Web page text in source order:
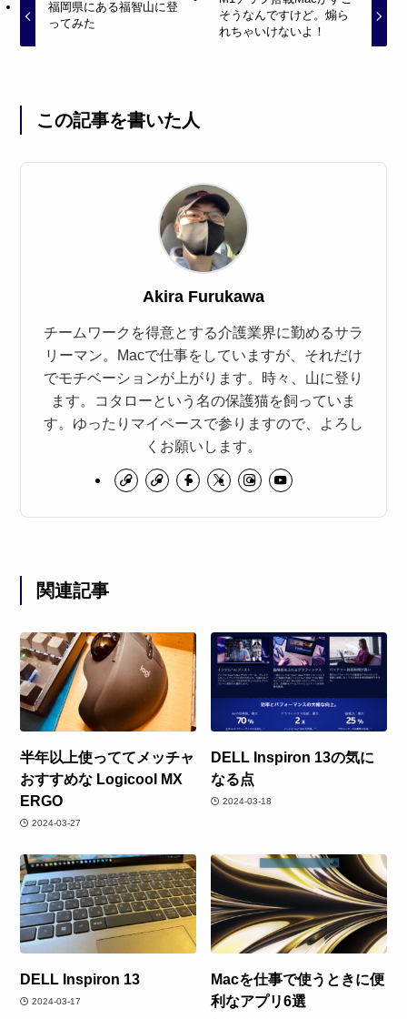
福岡県にある福智山に登
ってみた
そうなんですけど。煽ら
れちゃいけないよ！
この記事を書いた人
Akira Furukawa
チームワークを得意とする介護業界に勤めるサラ
リーマン。Macで仕事をしていますが、それだけ
でモチベーションが上がります。時々、山に登り
ます。コタローという名の保護猫を飼っていま
す。ゆったりマイペースで参りますので、よろし
くお願いします。
関連記事
半年以上使っててメッチャ
おすすめな Logicool MX
ERGO
2024-03-27
DELL Inspiron 13の気に
なる点
2024-03-18
DELL Inspiron 13
2024-03-17
Macを仕事で使うときに便
利なアプリ6選